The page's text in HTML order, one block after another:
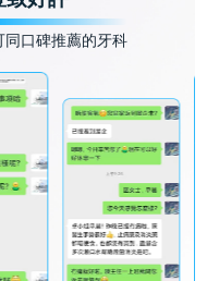
同口碑推薦的牙科